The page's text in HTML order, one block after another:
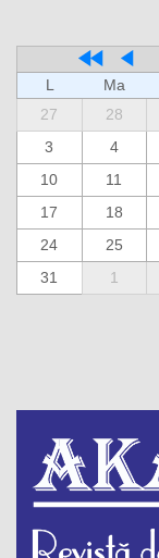
L
Ma
27
28
3
4
10
11
17
18
24
25
31
1